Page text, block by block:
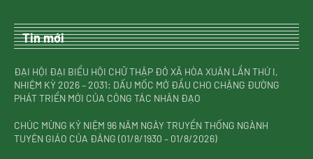
Tin mới
ĐẠI HỘI ĐẠI BIỂU HỘI CHỮ THẬP ĐỎ XÃ HÒA XUÂN LẦN THỨ I,
NHIỆM KỲ 2026 – 2031: DẤU MỐC MỞ ĐẦU CHO CHẶNG ĐƯỜNG
PHÁT TRIỂN MỚI CỦA CÔNG TÁC NHÂN ĐẠO
CHÚC MỪNG KỶ NIỆM 96 NĂM NGÀY TRUYỀN THỐNG NGÀNH
TUYÊN GIÁO CỦA ĐẢNG (01/8/1930 – 01/8/2026)